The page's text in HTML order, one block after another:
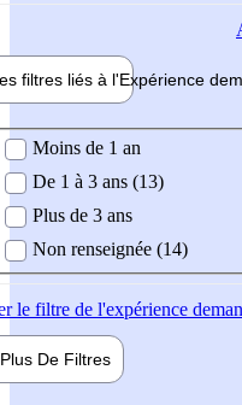
filtres liés à l'Expérience
demandée
Moins de 1 an
De 1 à 3 ans (13)
Plus de 3 ans
Non renseignée (14)
le filtre de l'expérience
Plus De Filtres